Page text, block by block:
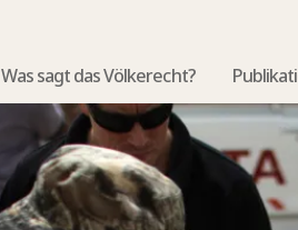
Was sagt das Völkerecht?